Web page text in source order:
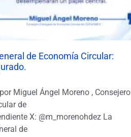
de Economía Circular:
Miguel Ángel Moreno , Consejero
de
X: @m_morenohdez La
de